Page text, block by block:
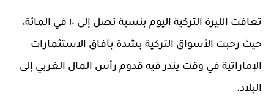
تعافت الليرة التركية اليوم بنسبة تصل إلى ١٠ في المائة،
حيث رحبت الأسواق التركية بشدة بآفاق الاستثمارات
الإماراتية في وقت يندر فيه قدوم رأس المال الغربي إلى
البلاد.